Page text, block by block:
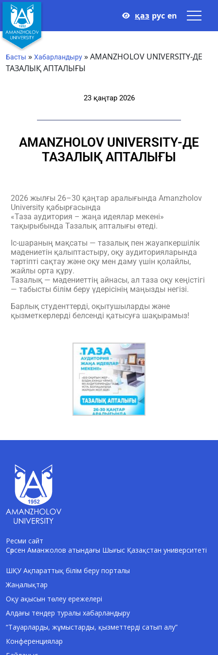
қаз рус en
Басты » Хабарландыру »AMANZHOLOV UNIVERSITY-ДЕ
ТАЗАЛЫҚ АПТАЛЫҒЫ
23 қаңтар 2026
AMANZHOLOV UNIVERSITY-ДЕ
ТАЗАЛЫҚ АПТАЛЫҒЫ
2026 жылғы 26–30 қаңтар аралығында Amanzholov
University қабырғасында
«Таза аудитория – жаңа идеялар мекені»
тақырыбында Тазалық апталығы өтеді.
Іс-шараның мақсаты — тазалық пен жауапкершілік
мәдениетін қалыптастыру, оқу аудиторияларында
тәртіпті сақтау және оқу мен даму үшін қолайлы,
жайлы орта құру.
Тазалық — мәдениеттің айнасы, ал таза оқу кеңістігі
— табысты білім беру үдерісінің маңызды негізі.
Барлық студенттерді, оқытушыларды және
қызметкерлерді белсенді қатысуға шақырамыз!
Ресми сайт
Сәрсен Аманжолов атындағы Шығыс Қазақстан университеті
ШҚУ Ақпараттық білім беру порталы
Жаңалықтар
Оқу ақысын төлеу ережелері
Алдағы тендер туралы хабарландыру
“Тауарларды, жұмыстарды, қызметтерді сатып алу”
Конференциялар
AI-Talapker
Сәлем! Мен AI-Talapker — Сәрсен
Аманжолов атындағы Шығыс Қазақстан
университеті (ШҚУ) көмекшісімін.
Бакалавриат, магистратура, докторантура